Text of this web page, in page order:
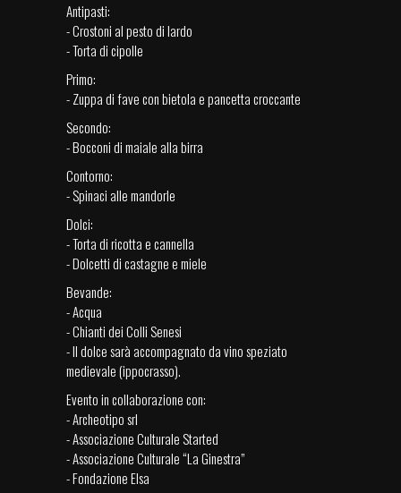
Antipasti:
- Crostoni al pesto di lardo
- Torta di cipolle
Primo:
- Zuppa di fave con bietola e pancetta croccante
Secondo:
- Bocconi di maiale alla birra
Contorno:
- Spinaci alle mandorle
Dolci:
- Torta di ricotta e cannella
- Dolcetti di castagne e miele
Bevande:
- Acqua
- Chianti dei Colli Senesi
- Il dolce sarà accompagnato da vino speziato
medievale (ippocrasso).
Evento in collaborazione con:
- Archeotipo srl
- Associazione Culturale Started
- Associazione Culturale “La Ginestra”
- Fondazione Elsa